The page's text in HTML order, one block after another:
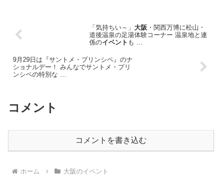
「気持ちい～」 大阪 ・関西万博に松山・
道後温泉の足湯体験コーナー 温泉地と連
係のイベント も …
9月29日は『サントメ・プリンシペ』のナ
ショナルデー！ みんなでサントメ・プリ
ンシペの特別な …
コメント
コメントを書き込む
ホーム 大阪のイベント